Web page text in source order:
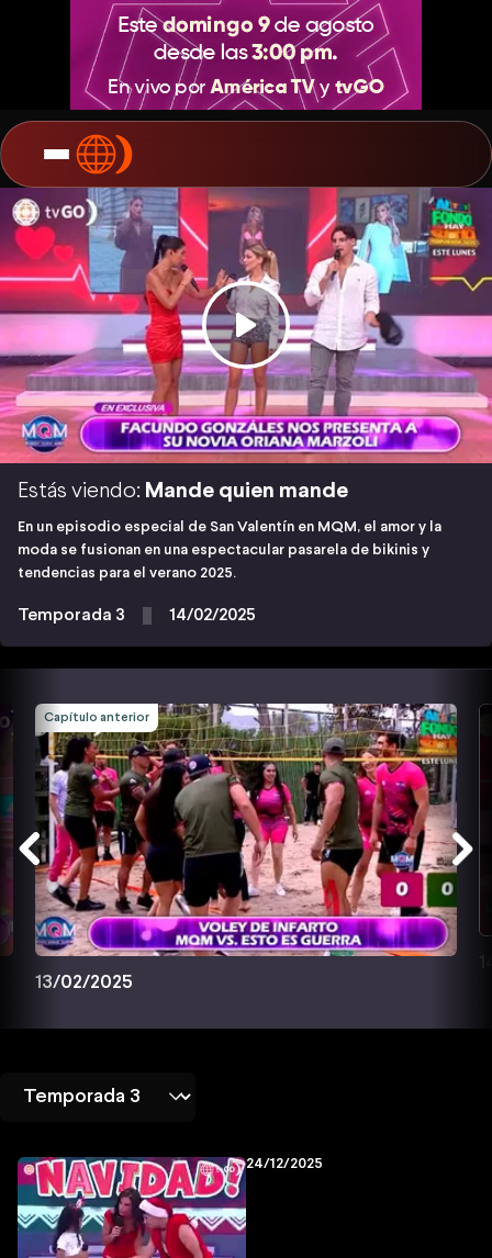
Estás viendo: Mande quien mande
En un episodio especial de San Valentín en MQM, el amor y la
moda se fusionan en una espectacular pasarela de bikinis y
tendencias para el verano 2025.
Temporada 3 14/02/2025
Capítulo anterior
13/02/2025
24/12/2025